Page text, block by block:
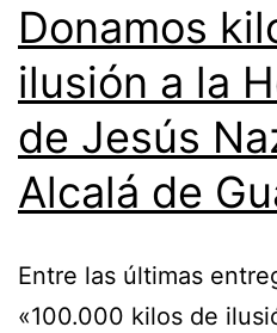
Donamos
ilusión a la
de Jesús
Alcalá de
Entre las últimas
«100.000 kilos de